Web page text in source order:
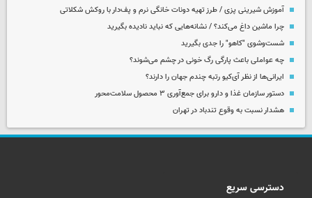
آموزش شیرینی پزی / طرز تهیه دونات خانگی نرم و پف‌دار با روکش شکلاتی
چرا ماشین داغ می‌کند؟ / نشانه‌هایی که نباید نادیده بگیرید
شست‌وشوی "کاهو" را جدی بگیرید
چه عواملی باعث پارگی رگ خونی در چشم می‌شوند؟
ایرانی‌ها از نظر آی‌کیو رتبه چندم جهان را دارند؟
دستور سازمان غذا و دارو برای جمع‌آوری ۳ محصول سلامت‌محور
هشدار نسبت به وقوع تندباد در تهران
دسترسی سریع